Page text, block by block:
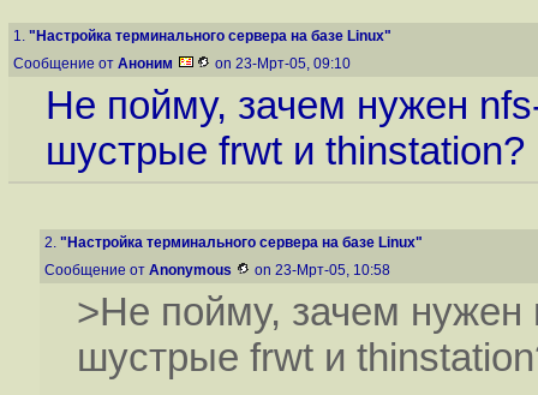
1. "Настройка терминального сервера на базе Linux"
Сообщение от Аноним on 23-Мрт-05, 09:10
Не пойму, зачем нужен
шустрые frwt и thinstation?
2. "Настройка терминального сервера на базе Linux"
Сообщение от Anonymous on 23-Мрт-05, 10:58
>Не пойму, зачем нужен
шустрые frwt и